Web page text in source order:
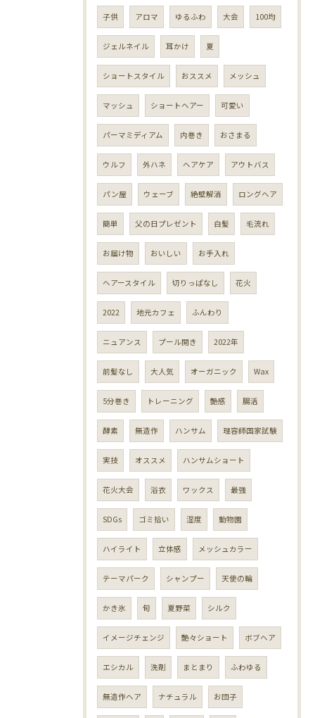
子供 アロマ ゆるふわ 大会 100均
ジェルネイル 耳かけ 夏
ショートスタイル おススメ メッシュ
マッシュ ショートヘアー 可愛い
パーマミディアム 内巻き おさまる
ウルフ 外ハネ ヘアケア アウトバス
パン屋 ウェーブ 絶壁解消 ロングヘア
簡単 父の日プレゼント 白髪 毛流れ
お届け物 おいしい お手入れ
ヘアースタイル 切りっぱなし 花火
2022 地元カフェ ふんわり
ニュアンス プール開き 2022年
前髪なし 大人気 オーガニック Wax
5分巻き トレーニング 艶感 腸活
酵素 無造作 ハンサム 理容師国家試験
実技 オススメ ハンサムショート
花火大会 浴衣 ワックス 最強
SDGs ゴミ拾い 湿度 動物園
ハイライト 立体感 メッシュカラー
テーマパーク シャンプー 天使の輪
かき氷 旬 夏野菜 シルク
イメージチェンジ 艶々ショート ボブヘア
エシカル 洗剤 まとまり ふわゆる
無造作ヘア ナチュラル お団子